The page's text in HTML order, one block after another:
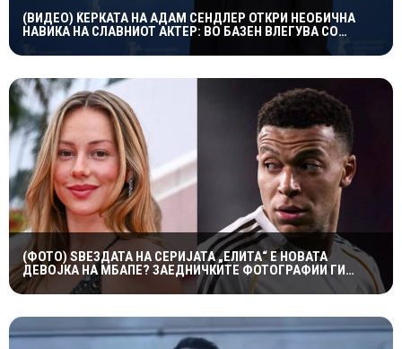
(ВИДЕО) ЌЕРКАТА НА АДАМ СЕНДЛЕР ОТКРИ НЕОБИЧНА
НАВИКА НА СЛАВНИОТ АКТЕР: ВО БАЗЕН ВЛЕГУВА СО
(ФОТО) ЅВЕЗДАТА НА СЕРИЈАТА „ЕЛИТА“ Е НОВАТА
ДЕВОЈКА НА МБАПЕ? ЗАЕДНИЧКИТЕ ФОТОГРАФИИ ГИ
РАЗГОРЕА ГЛАСИНИТЕ